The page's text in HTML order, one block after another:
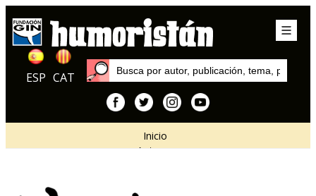
ESP CAT
Inicio
Autores